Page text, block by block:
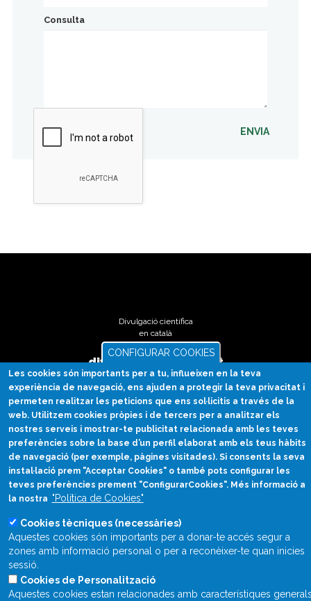
Consulta
ENVIA
Divulgació científica
en català
divulcat@divulcat.cat
(+34) 934 120 030
Què és Divulcat?
Avís legal
Inicia sessió
CONFIGURAR COOKIES
Les cookies són importants per a tu, influeixen en la teva
experiència de navegació, ens ajuden a protegir la teva privacitat i
permeten realitzar les peticions que ens sol·licitis a través de la
web. Utilitzem cookies pròpies i de tercers per a analitzar els
nostres serveis i mostrar-te publicitat relacionada amb les teves
preferències sobre la base d’un perfil elaborat amb els teus hàbits
de navegació (per exemple, pàgines visitades). Si consents la seva
instal·lació prem "Acceptar Cookies" o també pots configurar les
teves preferències prement "ConfigurarCookies". Més informació a
la nostra "Política de Cookies"
Cookies tècniques (necessàries)
Aquestes cookies són importants per a donar-te accés segur a
zones amb informació personal o per a reconèixer-te quan inicies
sessió.
Cookies de Personalització
Aquestes cookies estan relacionades amb característiques